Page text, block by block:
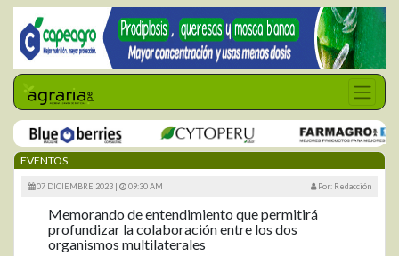
EVENTOS
07 DICIEMBRE 2023 | 09:30 AM Por: Redacción
Memorando de entendimiento que permitirá
profundizar la colaboración entre los dos
organismos multilaterales